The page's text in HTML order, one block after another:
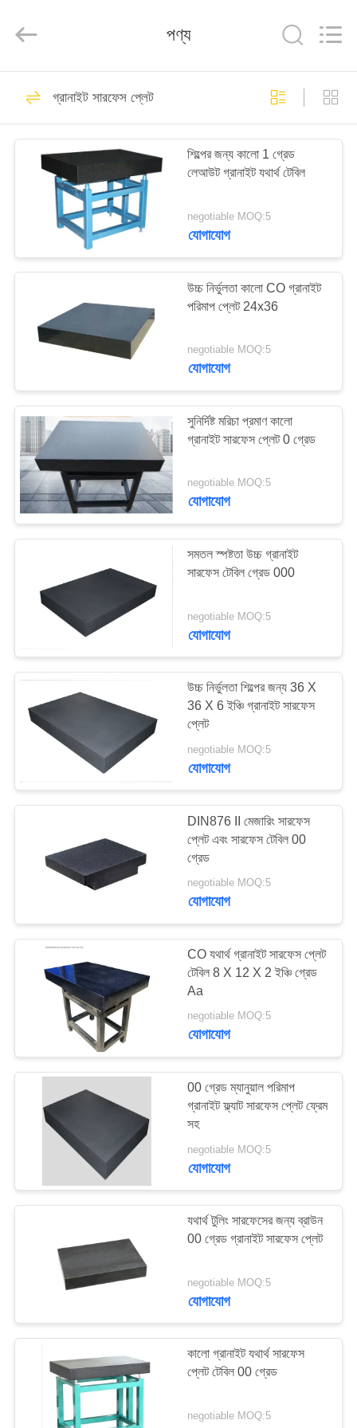
পণ্য
আমাদের
কারখানা
যোগাযোগ
করুন
খবর
উদ্ধৃতির
আবেদন
সাইট
ম্যাপ
PRIVACY
POLICY
Trading
Co.,
Reserved.
যথার্থ পৃষ্ঠতল প্লেট
গ্রানাইট সারফেস প্লেট
153
কাস্ট আয়রন সারফেস প্লেট
আয়রন বিছানা প্লেটগুলি
কাস্ট করুন
ইস্পাত টি স্লট প্লেট
টি স্লট বেস প্লেট
35
গ্রানাইট পরিমাপ সরঞ্জাম
16
গ্রানাইট মেশিন বেস
পণ্য
গ্রানাইট সারফেস প্লেট
শিল্পের জন্য কালো 1 গ্রেড
লেআউট গ্রানাইট যথার্থ টেবিল
negotiable MOQ:5
যোগাযোগ
উচ্চ নির্ভুলতা কালো CO গ্রানাইট
পরিমাপ প্লেট 24x36
negotiable MOQ:5
যোগাযোগ
সুনির্দিষ্ট মরিচা প্রমাণ কালো
গ্রানাইট সারফেস প্লেট 0 গ্রেড
negotiable MOQ:5
যোগাযোগ
সমতল স্পষ্টতা উচ্চ গ্রানাইট
সারফেস টেবিল গ্রেড 000
negotiable MOQ:5
যোগাযোগ
উচ্চ নির্ভুলতা শিল্পের জন্য 36 X
36 X 6 ইঞ্চি গ্রানাইট সারফেস
প্লেট
negotiable MOQ:5
যোগাযোগ
DIN876 II মেজারিং সারফেস
প্লেট এবং সারফেস টেবিল 00
গ্রেড
negotiable MOQ:5
যোগাযোগ
CO যথার্থ গ্রানাইট সারফেস প্লেট
টেবিল 8 X 12 X 2 ইঞ্চি গ্রেড
Aa
negotiable MOQ:5
যোগাযোগ
00 গ্রেড ম্যানুয়াল পরিমাপ
গ্রানাইট ফ্ল্যাট সারফেস প্লেট ফ্রেম
সহ
negotiable MOQ:5
যোগাযোগ
যথার্থ টুলিং সারফেসের জন্য ব্রাউন
00 গ্রেড গ্রানাইট সারফেস প্লেট
negotiable MOQ:5
যোগাযোগ
কালো গ্রানাইট যথার্থ সারফেস
প্লেট টেবিল 00 গ্রেড
negotiable MOQ:5